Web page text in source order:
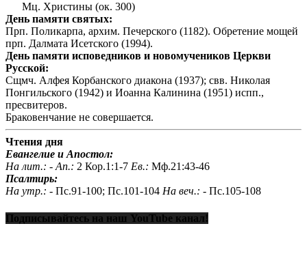
Мц. Христины (ок. 300)
День памяти святых:
Прп. Поликарпа, архим. Печерского (1182). Обретение мощей
прп. Далмата Исетского (1994).
День памяти исповедников и новомучеников Церкви
Русской:
Сщмч. Алфея Корбанского диакона (1937); свв. Николая
Понгильского (1942) и Иоанна Калинина (1951) испп.,
пресвитеров.
Браковенчание не совершается.
Чтения дня
Евангелие и Апостол:
На лит.: - Ап.: 2 Кор.1:1-7 Ев.: Мф.21:43-46
Псалтирь:
На утр.: - Пс.91-100; Пс.101-104 На веч.: - Пс.105-108
Подписывайтесь на наш YouTube канал!